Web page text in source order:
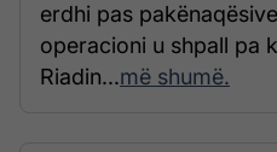
erdhi pas
operacioni u shpall pa
Riadin...më shumë.